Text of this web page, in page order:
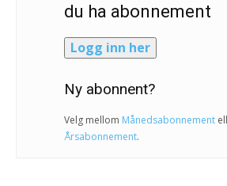
du ha abonnement
Logg inn her
Ny abonnent?
Velg mellom Månedsabonnement
Årsabonnement.